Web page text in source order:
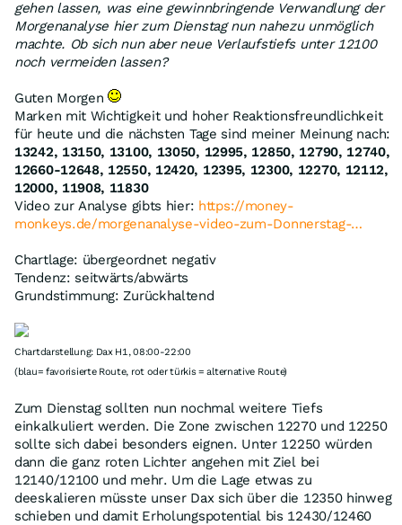
gehen lassen, was eine gewinnbringende Verwandlung der
Morgenanalyse hier zum Dienstag nun nahezu unmöglich
machte. Ob sich nun aber neue Verlaufstiefs unter 12100
noch vermeiden lassen?
Guten Morgen
Marken mit Wichtigkeit und hoher Reaktionsfreundlichkeit
für heute und die nächsten Tage sind meiner Meinung nach:
13242, 13150, 13100, 13050, 12995, 12850, 12790, 12740,
12660-12648, 12550, 12420, 12395, 12300, 12270, 12112,
12000, 11908, 11830
Video zur Analyse gibts hier: https://money-
monkeys.de/morgenanalyse-video-zum-Donnerstag-…
Chartlage: übergeordnet negativ
Tendenz: seitwärts/abwärts
Grundstimmung: Zurückhaltend
Chartdarstellung: Dax H1, 08:00-22:00
(blau= favorisierte Route, rot oder türkis = alternative Route)
Zum Dienstag sollten nun nochmal weitere Tiefs
einkalkuliert werden. Die Zone zwischen 12270 und 12250
sollte sich dabei besonders eignen. Unter 12250 würden
dann die ganz roten Lichter angehen mit Ziel bei
12140/12100 und mehr. Um die Lage etwas zu
deeskalieren müsste unser Dax sich über die 12350 hinweg
schieben und damit Erholungspotential bis 12430/12460